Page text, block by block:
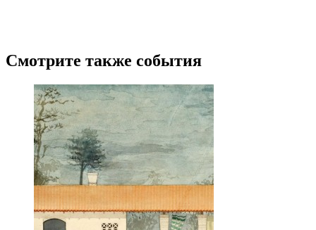
Смотрите также события